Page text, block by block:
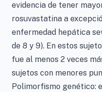
evidencia de tener
rosuvastatina a
enfermedad hepática
de 8 y 9). En estos
fue al menos 2 veces
sujetos con menores
Polimorfismo genético: